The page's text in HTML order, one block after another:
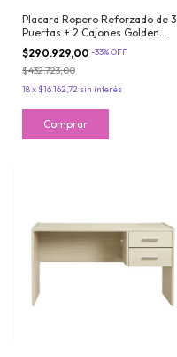
Placard Ropero Reforzado de 3
Puertas + 2 Cajones Golden
Oregon Maximo Fortaleza
$290.929,00 -33%OFF
$432.723,00
18x $16.162,72 sin interés